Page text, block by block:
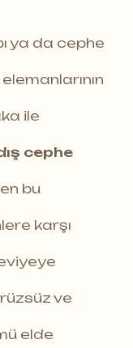
ya da cephe
ile
cephe
bu
karşı
ve
elde